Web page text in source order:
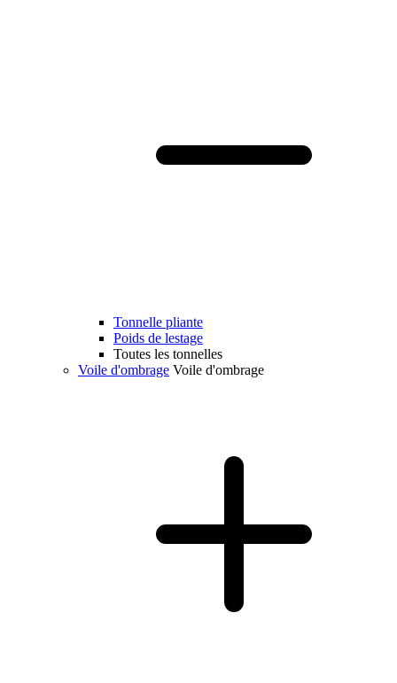
Tonnelle pliante
Poids de lestage
Toutes les tonnelles
Voile d'ombrage Voile d'ombrage